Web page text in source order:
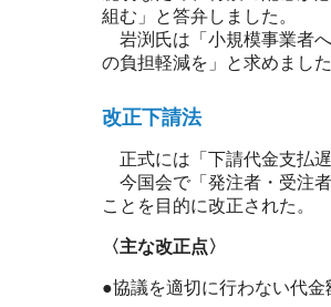
組む」と答弁しました。
岩渕氏は「小規模事業者
の負担軽減を」と求めました
改正下請法
正式には「下請代金支払
今国会で「発注者・受注
ことを目的に改正された。
〈主な改正点〉
●協議を適切に行わない代金